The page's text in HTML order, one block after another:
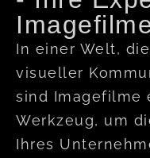
In einer Welt,
visueller
sind Imagefilme
Werkzeug, um
Ihres